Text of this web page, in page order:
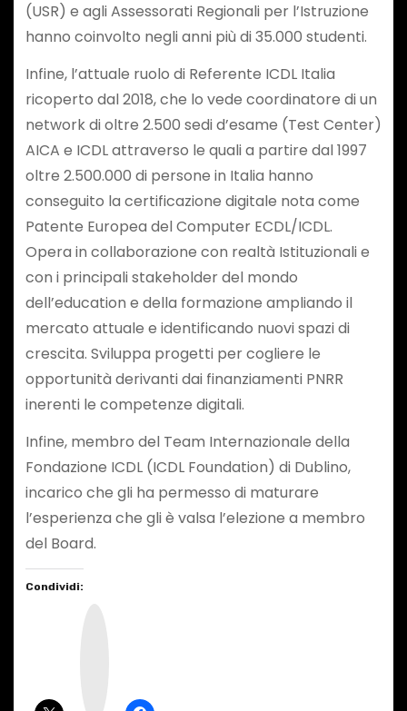
(USR) e agli Assessorati Regionali per l’Istruzione
hanno coinvolto negli anni più di 35.000 studenti.
Infine, l’attuale ruolo di Referente ICDL Italia
ricoperto dal 2018, che lo vede coordinatore di un
network di oltre 2.500 sedi d’esame (Test Center)
AICA e ICDL attraverso le quali a partire dal 1997
oltre 2.500.000 di persone in Italia hanno
conseguito la certificazione digitale nota come
Patente Europea del Computer ECDL/ICDL.
Opera in collaborazione con realtà Istituzionali e
con i principali stakeholder del mondo
dell’education e della formazione ampliando il
mercato attuale e identificando nuovi spazi di
crescita. Sviluppa progetti per cogliere le
opportunità derivanti dai finanziamenti PNRR
inerenti le competenze digitali.
Infine, membro del Team Internazionale della
Fondazione ICDL (ICDL Foundation) di Dublino,
incarico che gli ha permesso di maturare
l’esperienza che gli è valsa l’elezione a membro
del Board.
Condividi: